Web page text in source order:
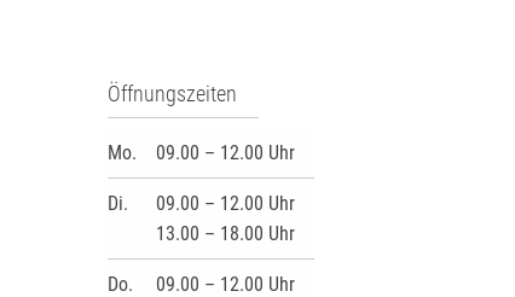
Öffnungszeiten
Mo. 09.00 – 12.00 Uhr
Di.
09.00 – 12.00 Uhr
13.00 – 18.00 Uhr
Do.
09.00 – 12.00 Uhr